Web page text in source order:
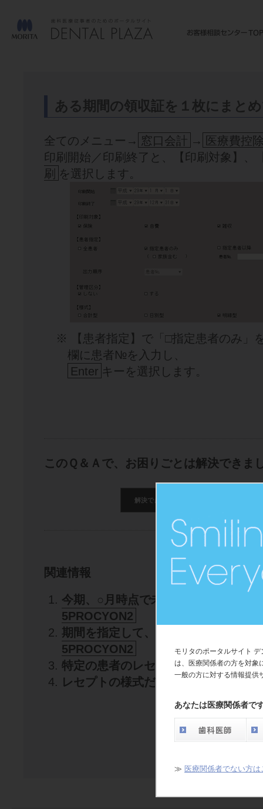
モリタのポータルサイト
は、医療関係者の方を対象
一般の方に対する情報提供
あなたは医療関係者で
≫ 医療関係者でない方は
ある期間の領収証を１枚にまと
全てのメニュー→ 窓口会計 →
医療費控
印刷開始／印刷終了と、【印刷対象】、
刷 を選択します。
※ 【患者指定】で「□指定患者のみ」
欄に患者№を入力し、
Enter キーを選択します。
このＱ＆Ａで、お困りごとは解決できま
解決できた
関連情報
今期、○月時点で未収金・過収金があ
5PROCYON2
期間を指定して、未収金・過収金が
5PROCYON2
特定の患者のレセプトを発行したい。
レセプトの様式だけを印刷したい。